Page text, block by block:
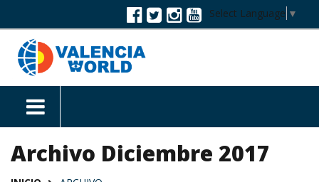
Select Language ▼
Archivo Diciembre 2017